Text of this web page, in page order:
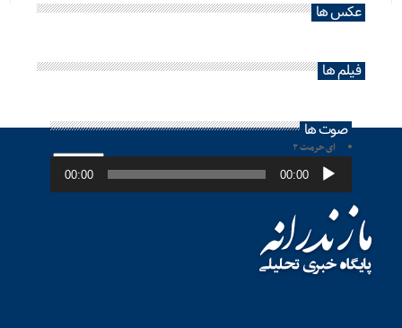
عکس ها
فیلم ها
صوت ها
ای حرمت ۲
پخش‌کننده
صوت 00:00
00:00